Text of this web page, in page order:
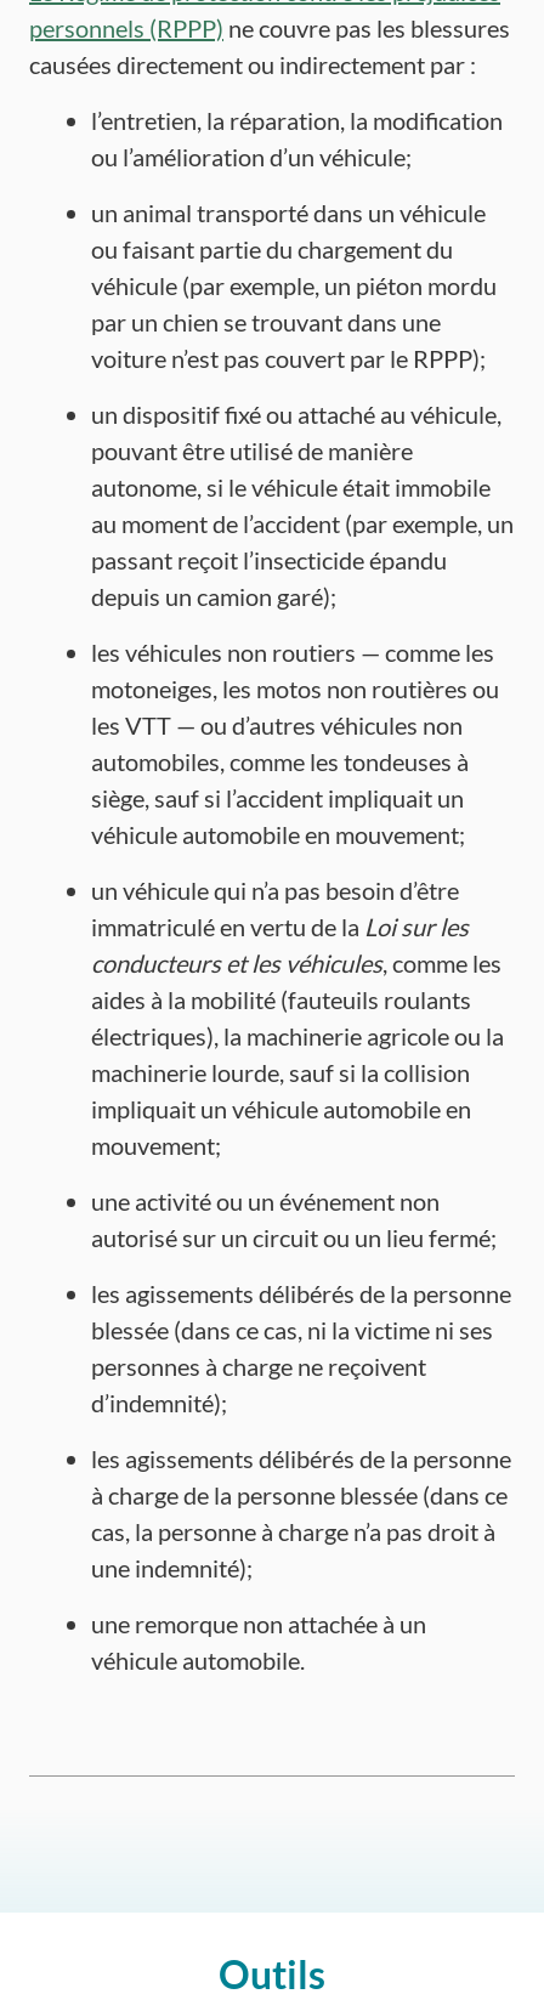
personnels (RPPP) ne couvre pas les blessures
causées directement ou indirectement par :
l’entretien, la réparation, la modification
ou l’amélioration d’un véhicule;
un animal transporté dans un véhicule
ou faisant partie du chargement du
véhicule (par exemple, un piéton mordu
par un chien se trouvant dans une
voiture n’est pas couvert par le RPPP);
un dispositif fixé ou attaché au véhicule,
pouvant être utilisé de manière
autonome, si le véhicule était immobile
au moment de l’accident (par exemple, un
passant reçoit l’insecticide épandu
depuis un camion garé);
les véhicules non routiers — comme les
motoneiges, les motos non routières ou
les VTT — ou d’autres véhicules non
automobiles, comme les tondeuses à
siège, sauf si l’accident impliquait un
véhicule automobile en mouvement;
un véhicule qui n’a pas besoin d’être
immatriculé en vertu de la Loi sur les
conducteurs et les véhicules, comme les
aides à la mobilité (fauteuils roulants
électriques), la machinerie agricole ou la
machinerie lourde, sauf si la collision
impliquait un véhicule automobile en
mouvement;
une activité ou un événement non
autorisé sur un circuit ou un lieu fermé;
les agissements délibérés de la personne
blessée (dans ce cas, ni la victime ni ses
personnes à charge ne reçoivent
d’indemnité);
les agissements délibérés de la personne
à charge de la personne blessée (dans ce
cas, la personne à charge n’a pas droit à
une indemnité);
une remorque non attachée à un
véhicule automobile.
Outils